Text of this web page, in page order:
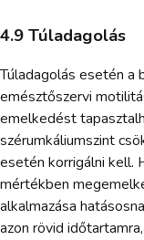
4.9 Túladagolás
Túladagolás esetén a
emésztőszervi
emelkedést
szérumkáliumszint
esetén korrigálni kell.
mértékben
alkalmazása
azon rövid